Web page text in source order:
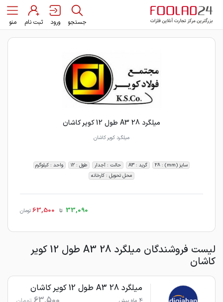
جستجو ورود ثبت نام منو
میلگرد 28 A3 طول 12 کویر کاشان
میلگرد کویر کاشان
سایز (mm) : 28 گرید : A3 حالت : آجدار طول : 12
واحد : کیلوگرم
محل تحویل : کارخانه
33,090 تا 63,500 تومان
لیست فروشندگان میلگرد 28 A3 طول 12 کویر
کاشان
میلگرد 28 A3 طول 12 کویر کاشان